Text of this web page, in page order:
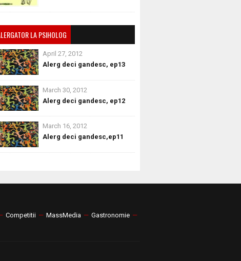
LA PSIHOLOG
April 27, 2012
Alerg deci gandesc, ep13
March 30, 2012
Alerg deci gandesc, ep12
March 16, 2012
Alerg deci gandesc,ep11
Competitii — MassMedia — Gastronomie —